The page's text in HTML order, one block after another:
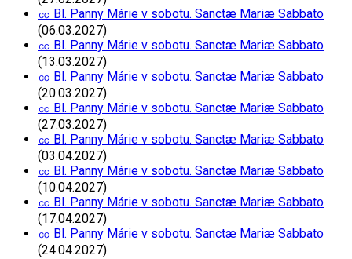
㏄ Bl. Panny Márie v sobotu. Sanctæ Mariæ Sabbato
(06.03.2027)
㏄ Bl. Panny Márie v sobotu. Sanctæ Mariæ Sabbato
(13.03.2027)
㏄ Bl. Panny Márie v sobotu. Sanctæ Mariæ Sabbato
(20.03.2027)
㏄ Bl. Panny Márie v sobotu. Sanctæ Mariæ Sabbato
(27.03.2027)
㏄ Bl. Panny Márie v sobotu. Sanctæ Mariæ Sabbato
(03.04.2027)
㏄ Bl. Panny Márie v sobotu. Sanctæ Mariæ Sabbato
(10.04.2027)
㏄ Bl. Panny Márie v sobotu. Sanctæ Mariæ Sabbato
(17.04.2027)
㏄ Bl. Panny Márie v sobotu. Sanctæ Mariæ Sabbato
(24.04.2027)